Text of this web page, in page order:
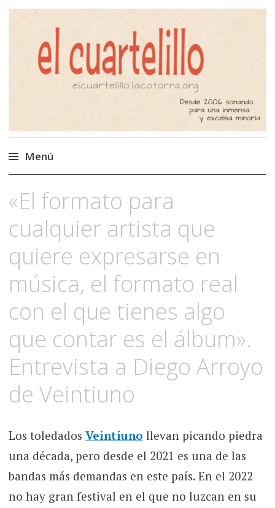
El Cuartelillo
Programa de radio de música
independiente. Podcast
Menú
al
«El formato para
cualquier artista que
quiere expresarse en
música, el formato real
con el que tienes algo
que contar es el álbum».
Entrevista a Diego Arroyo
de Veintiuno
Los toledados Veintiuno llevan picando piedra
una década, pero desde el 2021 es una de las
bandas más demandas en este país. En el 2022
no hay gran festival en el que no luzcan en su